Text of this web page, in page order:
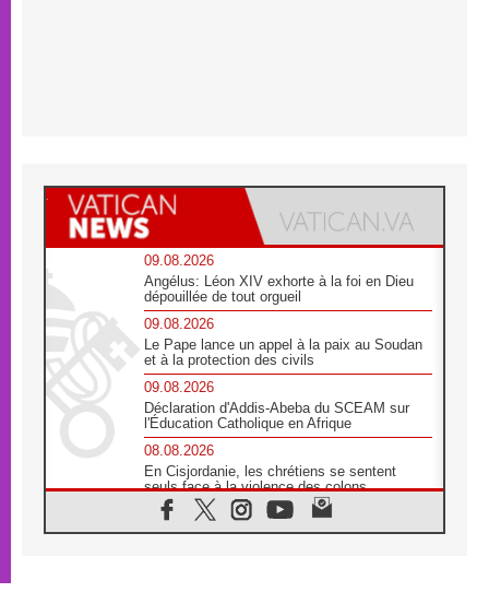
09.08.2026
Angélus: Léon XIV exhorte à la foi en Dieu
dépouillée de tout orgueil
09.08.2026
Le Pape lance un appel à la paix au Soudan
et à la protection des civils
09.08.2026
Déclaration d'Addis-Abeba du SCEAM sur
l'Éducation Catholique en Afrique
08.08.2026
En Cisjordanie, les chrétiens se sentent
seuls face à la violence des colons
08.08.2026
Léon XIV au sanctuaire de Notre Dame du